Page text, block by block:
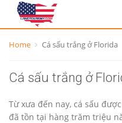
Home Cá sấu trắng ở Florida
Cá sấu trắng ở
Từ xưa đến nay, cá sấu
đã tồn tại hàng trăm triệu